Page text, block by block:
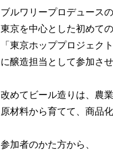
ブルワリープロデュース
東京を中心とした初めて
「東京ホッププロジェクト
に醸造担当として参加さ
改めてビール造りは、農
原材料から育てて、商品
参加者のかた方から、